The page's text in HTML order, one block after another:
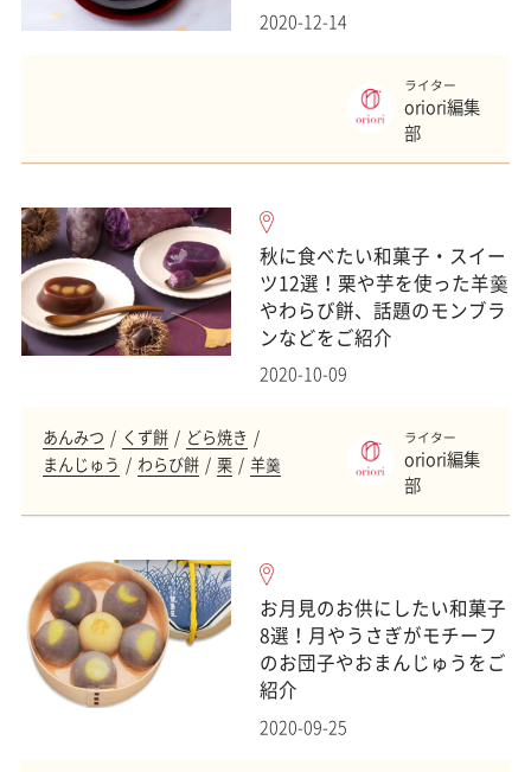
2020-12-14
ライター
oriori編集
部
秋に食べたい和菓子・スイー
ツ12選！栗や芋を使った羊羹
やわらび餅、話題のモンブラ
ンなどをご紹介
2020-10-09
あんみつ くず餅
どら焼き
まんじゅう
わらび餅 栗 羊羹
ライター
oriori編集
部
お月見のお供にしたい和菓子
8選！月やうさぎがモチーフ
のお団子やおまんじゅうをご
紹介
2020-09-25